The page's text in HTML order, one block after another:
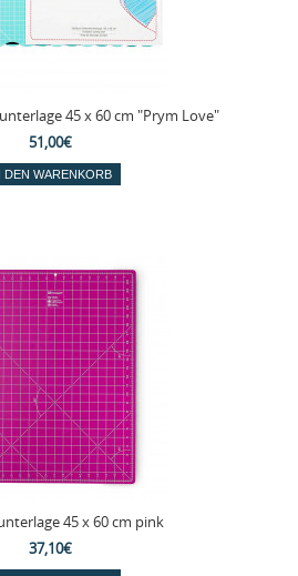
45 x 60 cm "Prym Love"
51,00€
45 x 60 cm pink
37,10€